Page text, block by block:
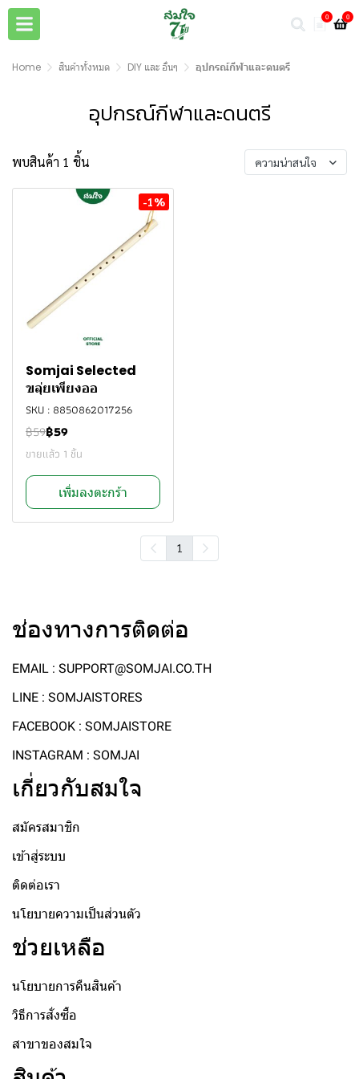
0 0
Home สินค้าทั้งหมด DIY และ อื่นๆ อุปกรณ์กีฬาและดนตรี
อุปกรณ์กีฬาและดนตรี
พบสินค้า 1 ชิ้น ความน่าสนใจ
-1%
Somjai Selected
ขลุ่ยเพียงออ
SKU : 8850862017256
฿59฿59
ขายแล้ว 1 ชิ้น
เพิ่มลงตะกร้า
1
ช่องทางการติดต่อ
EMAIL : SUPPORT@SOMJAI.CO.TH
LINE : SOMJAISTORES
FACEBOOK : SOMJAISTORE
INSTAGRAM : SOMJAI
เกี่ยวกับสมใจ
สมัครสมาชิก
เข้าสู่ระบบ
ติดต่อเรา
นโยบายความเป็นส่วนตัว
ช่วยเหลือ
นโยบายการคืนสินค้า
วิธีการสั่งซื้อ
สาขาของสมใจ